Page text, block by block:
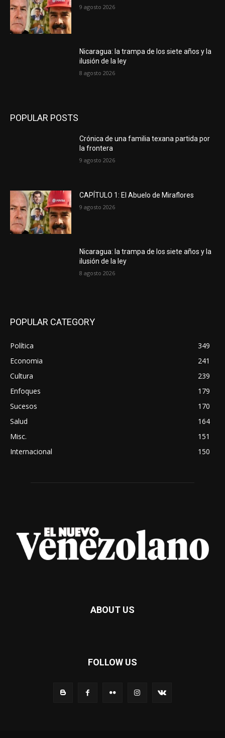
9 agosto 2026
Nicaragua: la trampa de los siete años y la
ilusión de la ley
8 agosto 2026
POPULAR POSTS
Crónica de una familia texana partida por
la frontera
9 agosto 2026
CAPÍTULO 1: El Abuelo de Miraflores
9 agosto 2026
Nicaragua: la trampa de los siete años y la
ilusión de la ley
8 agosto 2026
POPULAR CATEGORY
Política
349
Economia
241
Cultura
239
Enfoques
179
Sucesos
170
Salud
164
Misc.
151
Internacional
150
ABOUT US
FOLLOW US